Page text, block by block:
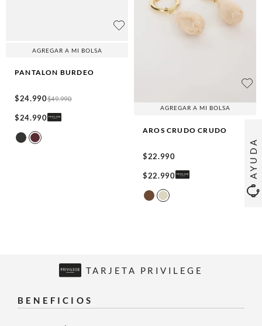
AYUDA
AGREGAR A MI BOLSA
PANTALON BURDEO
$24.990$49.990
$24.990
AGREGAR A MI BOLSA
AROS CRUDO CRUDO
$22.990
$22.990
TARJETA PRIVILEGE
BENEFICIOS